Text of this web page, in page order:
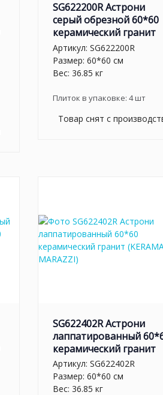
SG622200R Астрони
серый обрезной 60*60
керамический гранит
Артикул: SG622200R
Размер: 60*60 см
Вес: 36.85 кг
Плиток в упаковке: 4шт
Товар снят с
SG622402R Астрони
лаппатированный
керамический гранит
Артикул: SG622402R
Размер: 60*60 см
Вес: 36.85 кг